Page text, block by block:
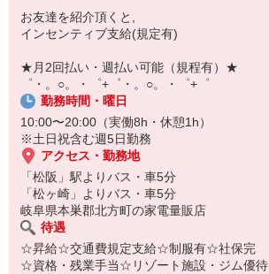
【スマホ面接実施中】
￣￣￣￣￣￣￣￣￣
自宅に居ながらスマホでカンタン面接OK！
オンライン面談なのでスピード対応。
お友達を紹介頂くと,
インセンティブ支給(規定有)
★月2回払い・週払い可能（規程有）★
゜・。○。・゜+゜・。○。・゜+゜
勤務時間・曜日
10:00〜20:00（実働8h・休憩1h）
※土日祝含む週5日勤務
アクセス・勤務地
「松阪」駅よりバス・車5分
「松ヶ崎」よりバス・車5分
岐阜県本巣郡北方町の家電量販店
待遇
☆昇給☆交通費規定支給☆制服有☆社保完
☆資格・残業手当☆リゾート施設・ジム優待